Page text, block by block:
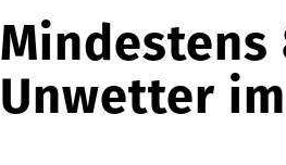
Mindestens
Unwetter